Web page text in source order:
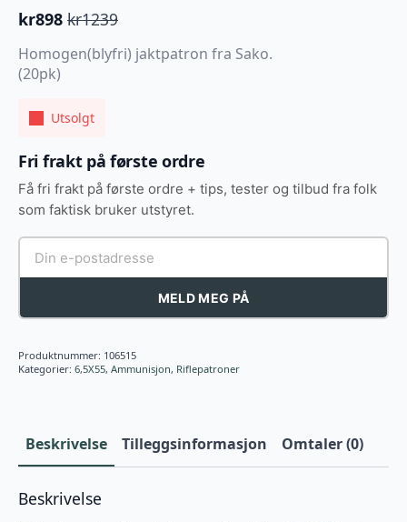
kr1239
Opprinnelig
pris
var:
kr1239.
kr898
Nåværende
pris
er:
kr898.
Homogen(blyfri) jaktpatron fra Sako.
(20pk)
Utsolgt
Fri frakt på første ordre
Få fri frakt på første ordre + tips, tester og tilbud fra folk
som faktisk bruker utstyret.
MELD MEG PÅ
Produktnummer: 106515
Kategorier: 6,5X55, Ammunisjon, Riflepatroner
Beskrivelse Tilleggsinformasjon Omtaler (0)
Beskrivelse